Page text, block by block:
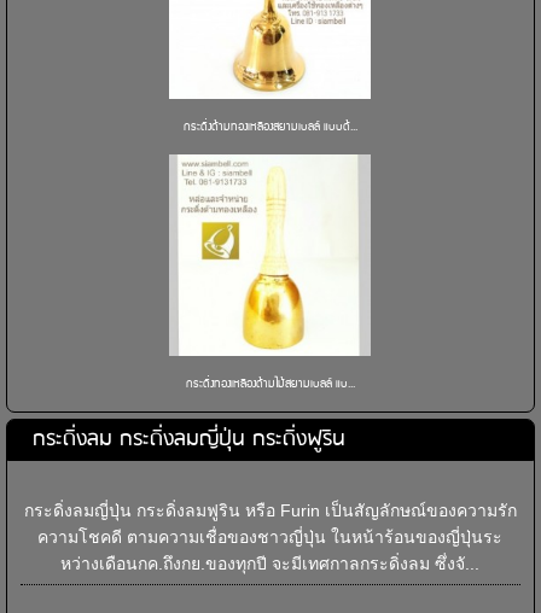
กระดิ่งด้ามทองเหลืองสยามเบลล์ แบบด้...
กระดิ่งทองเหลืองด้ามไม้สยามเบลล์ แบ...
กระดิ่งลม กระดิ่งลมญี่ปุ่น กระดิ่งฟูริน
กระดิ่งลมญี่ปุ่น กระดิ่งลมฟูริน หรือ Furin เป็นสัญลักษณ์ของความรัก
ความโชคดี ตามความเชื่อของชาวญี่ปุ่น ในหน้าร้อนของญี่ปุ่นระ
หว่างเดือนกค.ถึงกย.ของทุกปี จะมีเทศกาลกระดิ่งลม ซึ่งจั...